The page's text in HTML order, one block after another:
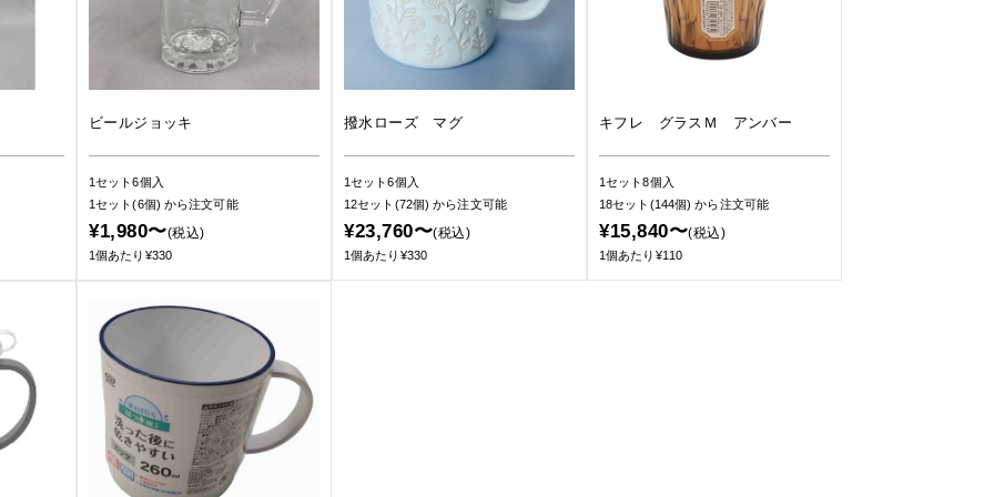
ビールジョッキ
1セット6個入
1セット(6個) から注文可能
¥1,980〜(税込)
1個あたり¥330
撥水ローズ マグ
1セット6個入
12セット(72個)から注文可能
¥23,760〜(税込)
1個あたり¥330
キフレ グラスＭ アンバー
1セット8個入
18セット(144個)から注文可能
¥15,840〜(税込)
1個あたり¥110